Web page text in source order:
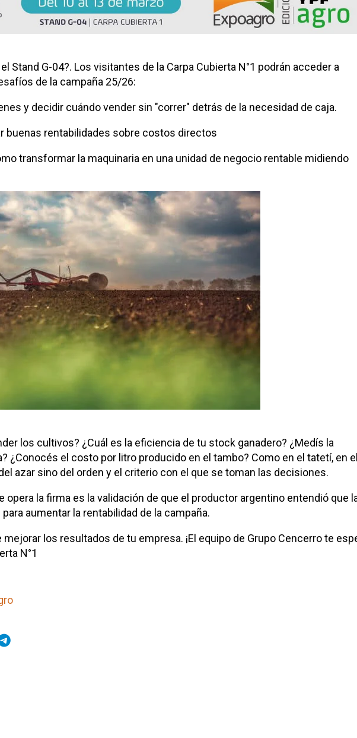
Stand G-04?. Los visitantes de la Carpa Cubierta N°1 podrán acceder a
de la campaña 25/26:
y decidir cuándo vender sin "correr" detrás de la necesidad de caja.
buenas rentabilidades sobre costos directos
transformar la maquinaria en una unidad de negocio rentable midiendo
los cultivos? ¿Cuál es la eficiencia de tu stock ganadero? ¿Medís la
¿Conocés el costo por litro producido en el tambo? Como en el tatetí, en
azar sino del orden y el criterio con el que se toman las decisiones.
opera la firma es la validación de que el productor argentino entendió que
aumentar la rentabilidad de la campaña.
los resultados de tu empresa. ¡El equipo de Grupo Cencerro te
N°1